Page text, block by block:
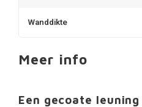
Wanddikte
Meer info
Een gecoate